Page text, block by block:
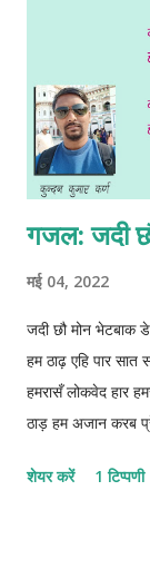
गजल: जदी
मई 04, 2022
जदी छौ मोन भेटबाक
हम ठाढ़ एहि पार
हमरासँ लोकवेद हार
ठाड़ हम अजान करब
1212-12112-22 ©
शेयर करें 1 टिप्पणी